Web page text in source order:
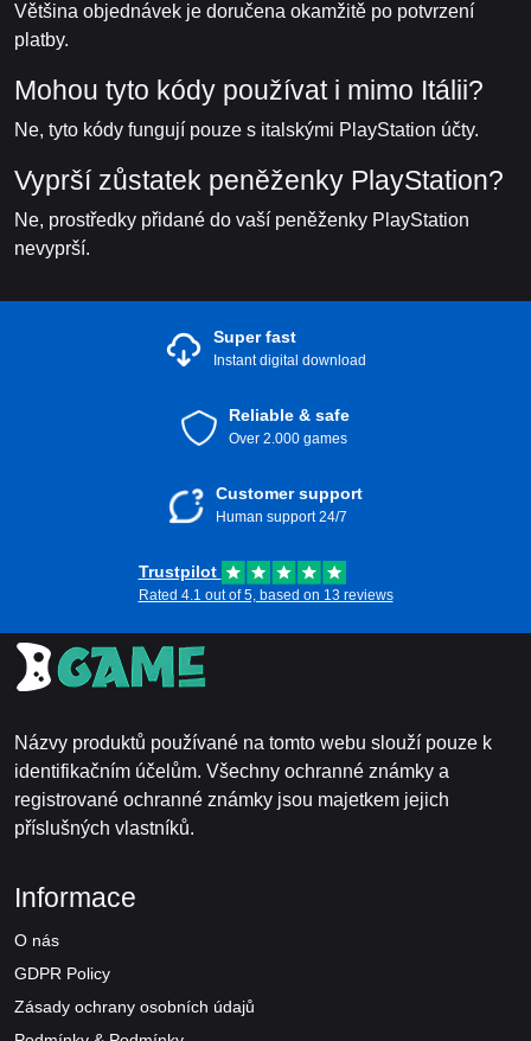
Většina objednávek je doručena okamžitě po potvrzení
platby.
Mohou tyto kódy používat i mimo Itálii?
Ne, tyto kódy fungují pouze s italskými PlayStation účty.
Vyprší zůstatek peněženky PlayStation?
Ne, prostředky přidané do vaší peněženky PlayStation
nevyprší.
Super fast
Instant digital download
Reliable & safe
Over 2.000 games
Customer support
Human support 24/7
Trustpilot
Rated 4.1 out of 5, based on 13 reviews
Názvy produktů používané na tomto webu slouží pouze k
identifikačním účelům. Všechny ochranné známky a
registrované ochranné známky jsou majetkem jejich
příslušných vlastníků.
Informace
O nás
GDPR Policy
Zásady ochrany osobních údajů